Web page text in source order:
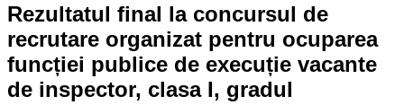
Rezultatul final la concursul de
recrutare organizat pentru ocuparea
funcției publice de execuție vacante
de inspector, clasa I, gradul